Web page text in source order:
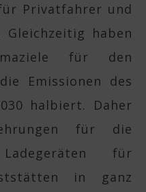
Privatfahrer und
haben
für den
Emissionen des
halbiert. Daher
für die
für
in ganz